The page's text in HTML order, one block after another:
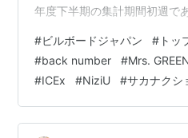
年度下半期の集計期間初週で
ミング指標においてリカレン
Songsチャートおよび
未公表)を指標化する際、ソ
内に52週、アルバムチャー
作品に対し、翌週以降減算処
#ビルボードジャパン # トッ
#back number #Mrs.
#ICEx #NiziU #サカナクシ